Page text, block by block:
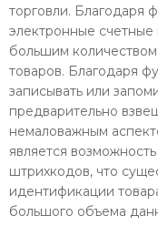
торговли. Благодаря
электронные счетные
большим
товаров. Благодаря
записывать или
предварительно
немаловажным
является
штрихкодов, что
идентификации
большого объема